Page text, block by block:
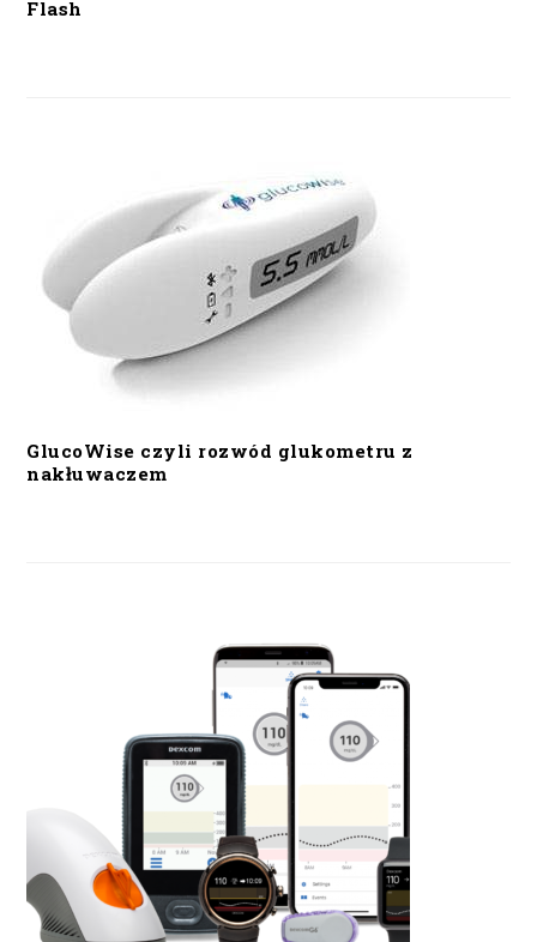
Flash
GlucoWise czyli rozwód glukometru z
nakłuwaczem